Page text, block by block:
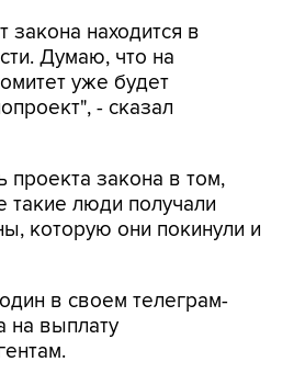
находится в
Думаю, что на
уже будет
- сказал
проекта закона в том,
люди получали
которую они покинули и
в своем телеграм-
на выплату